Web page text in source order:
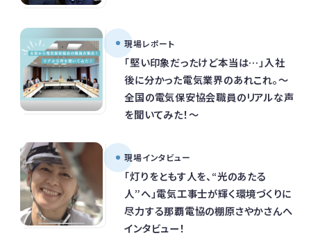
現場レポート
「堅い印象だったけど本当は…」入社
後に分かった電気業界のあれこれ。～
全国の電気保安協会職員のリアルな声
を聞いてみた！～
現場インタビュー
「灯りをともす人を、“光のあたる
人”へ」電気工事士が輝く環境づくりに
尽力する那覇電協の棚原さやかさんへ
インタビュー！